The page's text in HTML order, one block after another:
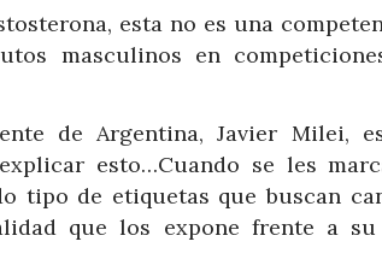
esta no es una
masculinos en
de Argentina, Javier Milei,
esto…Cuando se les
tipo de etiquetas que buscan
que los expone frente a